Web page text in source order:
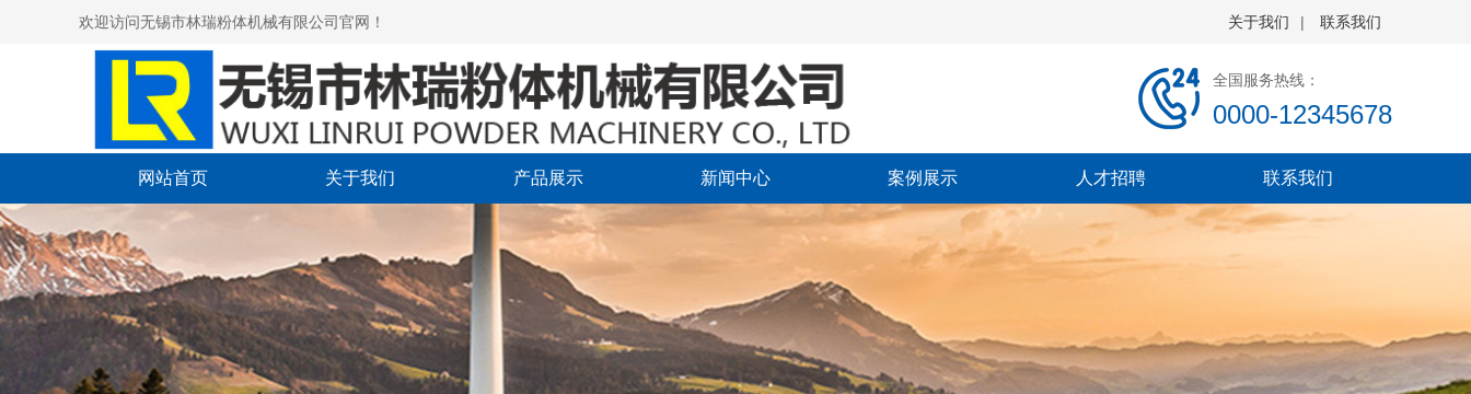
关于我们 | 联系我们
欢迎访问无锡市林瑞粉体机械有限公司官网！
全国服务热线：
0000-12345678
网站首页 关于我们 产品展示 新闻中心 案例展示 人才招聘 联系我们